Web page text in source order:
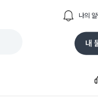
나의 알